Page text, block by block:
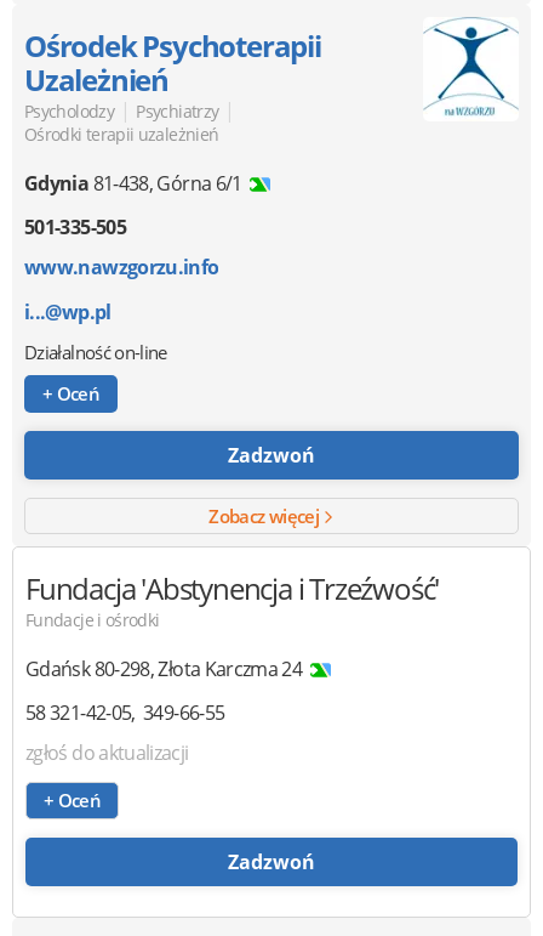
Ośrodek Psychoterapii
Uzależnień
Psycholodzy | Psychiatrzy |
Ośrodki terapii uzależnień
Gdynia81-438,Górna 6/1
501-335-505
www.nawzgorzu.info
i...@wp.pl
Działalność on-line
+ Oceń
Zadzwoń
Zobacz więcej
Fundacja 'Abstynencja i Trzeźwość'
Fundacje i ośrodki
Gdańsk80-298,Złota Karczma 24
58 321-42-05 349-66-55
zgłoś do aktualizacji
+ Oceń
Zadzwoń